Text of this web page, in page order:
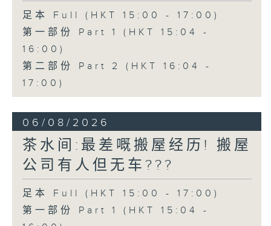
足本 Full (HKT 15:00 - 17:00)
第一部份 Part 1 (HKT 15:04 -
16:00)
第二部份 Part 2 (HKT 16:04 -
17:00)
06/08/2026
茶水间:最差嘅搬屋经历! 搬屋
公司有人但无车???
足本 Full (HKT 15:00 - 17:00)
第一部份 Part 1 (HKT 15:04 -